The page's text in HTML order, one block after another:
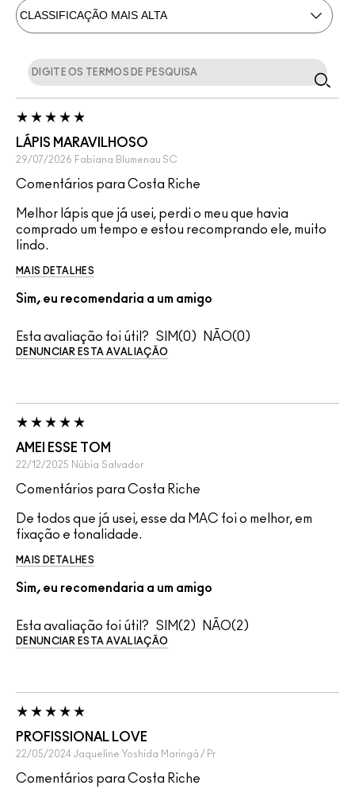
LÁPIS MARAVILHOSO
29/07/2026 Fabiana Blumenau SC
Comentários para Costa Riche
Melhor lápis que já usei, perdi o meu que havia
comprado um tempo e estou recomprando ele, muito
lindo.
MAIS DETALHES
Sim, eu recomendaria a um amigo
Esta avaliação foi útil? 0 0
DENUNCIAR ESTA AVALIAÇÃO
AMEI ESSE TOM
22/12/2025 Núbia Salvador
Comentários para Costa Riche
De todos que já usei, esse da MAC foi o melhor, em
fixação e tonalidade.
MAIS DETALHES
Sim, eu recomendaria a um amigo
Esta avaliação foi útil? 2 2
DENUNCIAR ESTA AVALIAÇÃO
PROFISSIONAL LOVE
22/05/2024 Jaqueline Yoshida Maringá / Pr
Comentários para Costa Riche